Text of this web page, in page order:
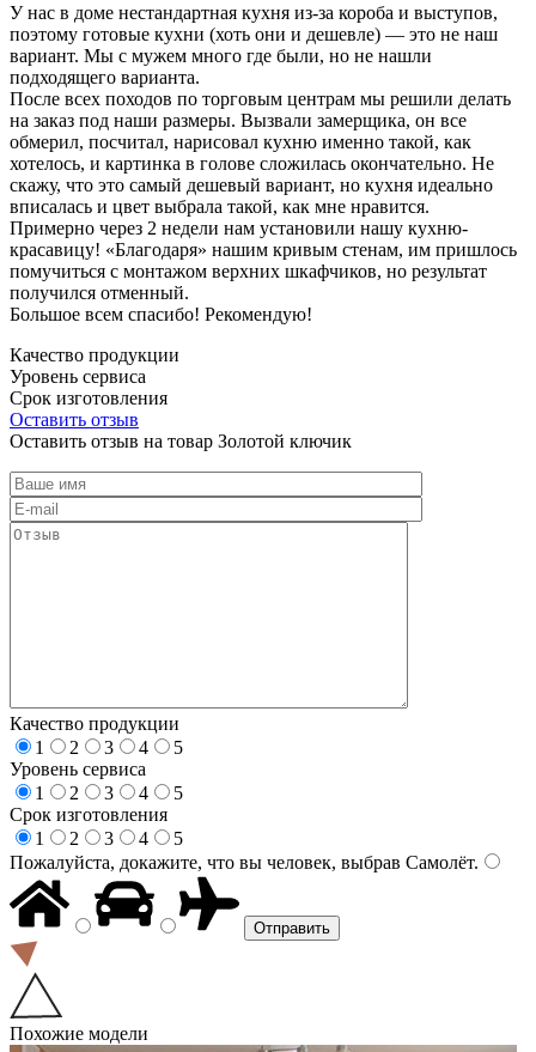
У нас в доме нестандартная кухня из-за короба и выступов,
поэтому готовые кухни (хоть они и дешевле) — это не наш
вариант. Мы с мужем много где были, но не нашли
подходящего варианта.
После всех походов по торговым центрам мы решили делать
на заказ под наши размеры. Вызвали замерщика, он все
обмерил, посчитал, нарисовал кухню именно такой, как
хотелось, и картинка в голове сложилась окончательно. Не
скажу, что это самый дешевый вариант, но кухня идеально
вписалась и цвет выбрала такой, как мне нравится.
Примерно через 2 недели нам установили нашу кухню-
красавицу! «Благодаря» нашим кривым стенам, им пришлось
помучиться с монтажом верхних шкафчиков, но результат
получился отменный.
Большое всем спасибо! Рекомендую!
Качество продукции
Уровень сервиса
Срок изготовления
Оставить отзыв
Оставить отзыв на товар Золотой ключик
Качество продукции
1
2 3 4
5
Уровень сервиса
1
2 3 4
5
Срок изготовления
1
2 3 4
5
Пожалуйста, докажите, что вы человек, выбрав Самолёт.
Похожие модели